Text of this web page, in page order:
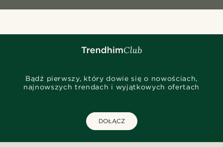
Bądź pierwszy, który dowie się o nowościach,
najnowszych trendach i wyjątkowych ofertach
DOŁĄCZ